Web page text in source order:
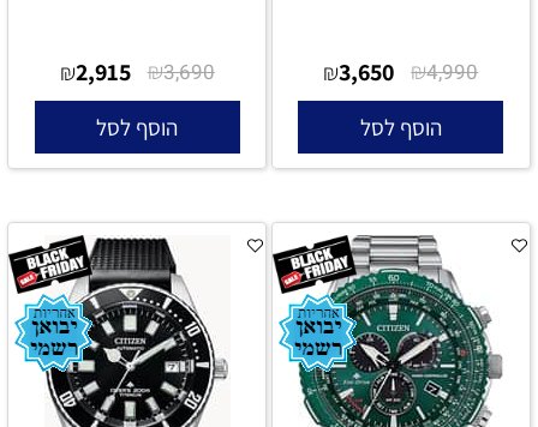
₪4,990
₪3,650
הוסף לסל
₪3,690
₪2,915
הוסף לסל